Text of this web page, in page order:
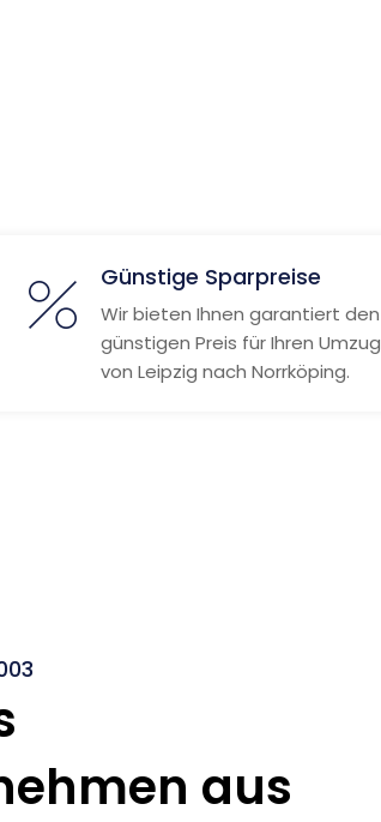
Günstige Sparpreise
Wir bieten Ihnen garantiert den
günstigen Preis für Ihren Umzug
von Leipzig nach Norrköping.
aus